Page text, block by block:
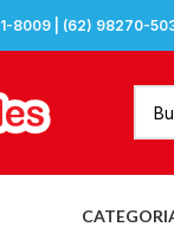
8009 | (62) 98270-